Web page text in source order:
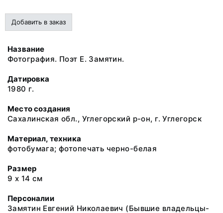
Добавить в заказ
Название
Фотография. Поэт Е. Замятин.
Датировка
1980 г.
Место создания
Сахалинская обл., Углегорский р-он, г. Углегорск
Материал, техника
фотобумага; фотопечать черно-белая
Размер
9 х 14 см
Персоналии
Замятин Евгений Николаевич (Бывшие владельцы-